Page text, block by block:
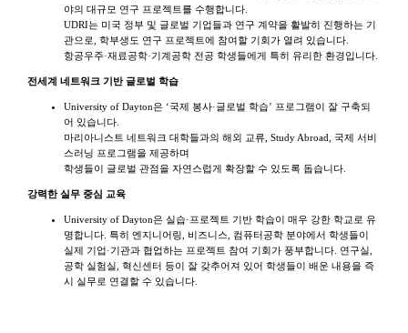
야의 대규모 연구 프로젝트를 수행합니다.
UDRI는 미국 정부 및 글로벌 기업들과 연구 계약을 활발히 진행하는 기
관으로, 학부생도 연구 프로젝트에 참여할 기회가 열려 있습니다.
항공우주·재료공학·기계공학 전공 학생들에게 특히 유리한 환경입니다.
전세계 네트워크 기반 글로벌 학습
University of Dayton은 ‘국제 봉사·글로벌 학습’ 프로그램이 잘 구축되
어 있습니다.
마리아니스트 네트워크 대학들과의 해외 교류, Study Abroad, 국제 서비
스러닝 프로그램을 제공하며
학생들이 글로벌 관점을 자연스럽게 확장할 수 있도록 돕습니다.
강력한 실무 중심 교육
University of Dayton은 실습·프로젝트 기반 학습이 매우 강한 학교로 유
명합니다. 특히 엔지니어링, 비즈니스, 컴퓨터공학 분야에서 학생들이
실제 기업·기관과 협업하는 프로젝트 참여 기회가 풍부합니다. 연구실,
공학 실험실, 혁신센터 등이 잘 갖추어져 있어 학생들이 배운 내용을 즉
시 실무로 연결할 수 있습니다.